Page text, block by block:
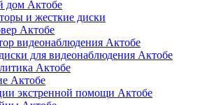
дом Актобе
и жесткие диски
Актобе
видеонаблюдения Актобе
для видеонаблюдения Актобе
Актобе
Актобе
экстренной помощи Актобе